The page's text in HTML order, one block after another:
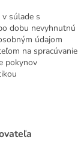
v súlade s
dobu nevyhnutnú
údajom
na spracúvanie
pokynov